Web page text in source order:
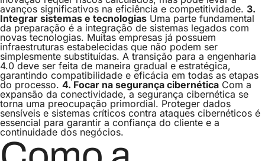
avanços significativos na eficiência e competitividade. 3.
Integrar sistemas e tecnologias Uma parte fundamental
da preparação é a integração de sistemas legados com
novas tecnologias. Muitas empresas já possuem
infraestruturas estabelecidas que não podem ser
simplesmente substituídas. A transição para a engenharia
4.0 deve ser feita de maneira gradual e estratégica,
garantindo compatibilidade e eficácia em todas as etapas
do processo. 4. Focar na segurança cibernética Com a
expansão da conectividade, a segurança cibernética se
torna uma preocupação primordial. Proteger dados
sensíveis e sistemas críticos contra ataques cibernéticos é
essencial para garantir a confiança do cliente e a
continuidade dos negócios.